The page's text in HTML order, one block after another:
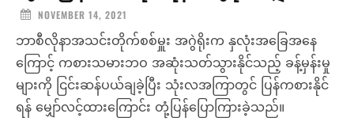
NOVEMBER 14, 2021
ဘာစီလိုနာအသင်းတိုက်စစ်မှူး အဂွဲရိုးက နှလုံးအခြေအနေ
ကြောင့် ကစားသမားဘဝ အဆုံးသတ်သွားနိုင်သည့် ခန့်မှန်းမှု
များကို ငြင်းဆန်ပယ်ချခဲ့ပြီး သုံးလအကြာတွင် ပြန်ကစားနိုင်
ရန် မျှော်လင့်ထားကြောင်း တုံ့ပြန်ပြောကြားခဲ့သည်။